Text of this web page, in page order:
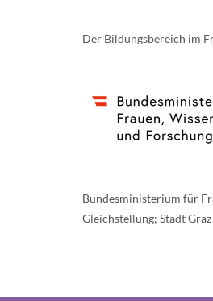
Der Bildungsbereich im
Bundesministerium für
Gleichstellung; Stadt